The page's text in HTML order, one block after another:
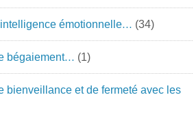
émotionnelle… (34)
bégaiement… (1)
bienveillance et de fermeté avec les